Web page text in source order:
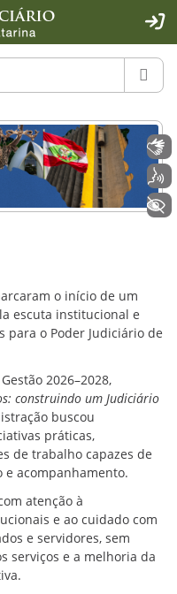
- Rybená
2026-
o início de um
escuta institucional e
para o Poder Judiciário de
2026–2028,
construindo um Judiciário
buscou
práticas,
de trabalho capazes de
e acompanhamento.
atenção à
e ao cuidado com
e servidores, sem
serviços e a melhoria da
Libras
Voz
+ Acessibilidade